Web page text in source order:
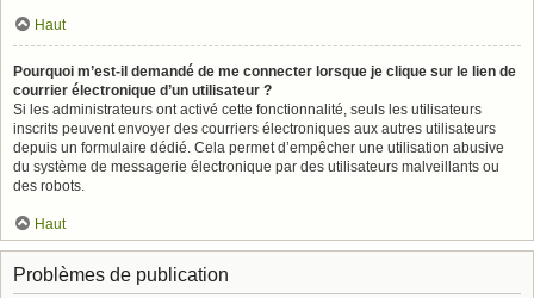
Haut
Pourquoi m’est-il demandé de me connecter lorsque je clique sur le lien de
courrier électronique d’un utilisateur ?
Si les administrateurs ont activé cette fonctionnalité, seuls les utilisateurs
inscrits peuvent envoyer des courriers électroniques aux autres utilisateurs
depuis un formulaire dédié. Cela permet d’empêcher une utilisation abusive
du système de messagerie électronique par des utilisateurs malveillants ou
des robots.
Haut
Problèmes de publication